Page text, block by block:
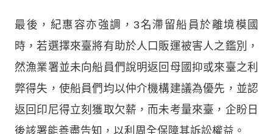
最後，紀惠容亦強調，3名滯留船員於離境模國
時，若選擇來臺將有助於人口販運被害人之鑑別，
然漁業署並未向船員們說明返回母國抑或來臺之利
弊得失，使船員們均以仲介機構建議為優先，並認
返回印尼得立刻獲取欠薪，而未考量來臺，企盼日
後該署能善盡告知，以利周全保障其訴訟權益。